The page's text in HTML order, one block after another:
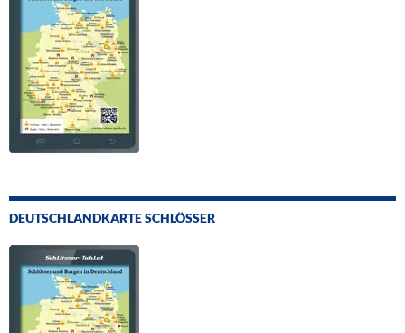
DEUTSCHLANDKARTE SCHLÖSSER